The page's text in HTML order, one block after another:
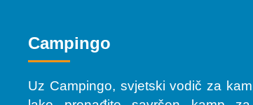
Campingo
Uz Campingo, svjetski vodič za